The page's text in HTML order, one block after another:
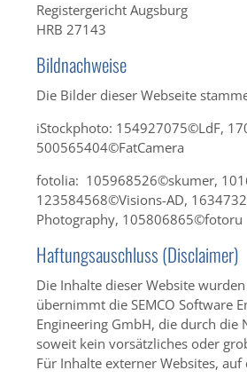
Registergericht Augsburg
HRB 27143
Bildnachweise
Die Bilder dieser Webseite
iStockphoto: 154927075©LdF,
500565404©FatCamera
fotolia: 105968526©skumer,
123584568©Visions-AD,
Photography, 105806865©fotoru
Haftungsauschluss (Disclaimer)
Die Inhalte dieser Website
übernimmt die SEMCO Software
Engineering GmbH, die durch
soweit kein vorsätzliches oder
Für Inhalte externer Websites,